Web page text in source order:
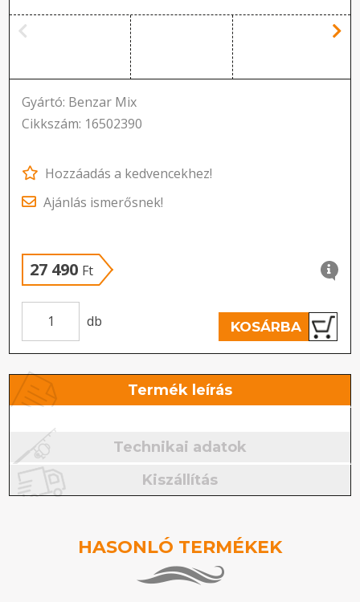
Gyártó: Benzar Mix
Cikkszám: 16502390
Hozzáadás a kedvencekhez!
Ajánlás ismerősnek!
27 490 Ft
db KOSÁRBA
Termék leírás
Technikai adatok
Kiszállítás
HASONLÓ TERMÉKEK